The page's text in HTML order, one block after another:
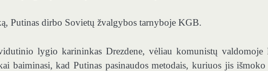
Putinas dirbo Sovietų žvalgybos tarnyboje KGB.
lygio karininkas Drezdene, vėliau komunistų valdomoje
baiminasi, kad Putinas pasinaudos metodais, kuriuos jis